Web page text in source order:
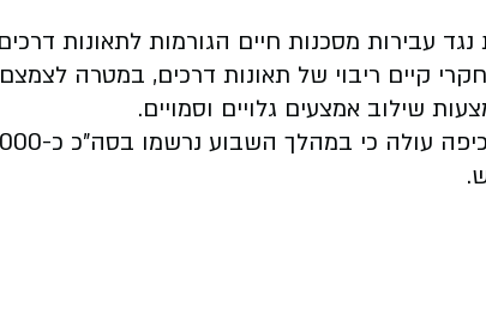
עבירות מסכנות חיים הגורמות לתאונות
קיים ריבוי של תאונות דרכים, במטרה
שילוב אמצעים גלויים וסמויים.